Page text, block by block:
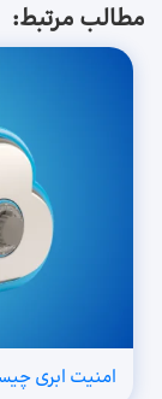
مطالب مرتبط:
امنیت ابری